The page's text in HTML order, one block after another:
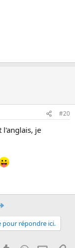
#20
l'anglais, je
pour répondre ici.